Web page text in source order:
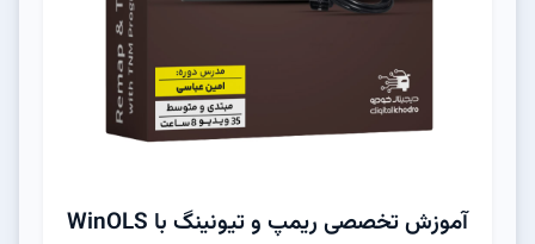
آموزش تخصصی ریمپ و تیونینگ با WinOLS